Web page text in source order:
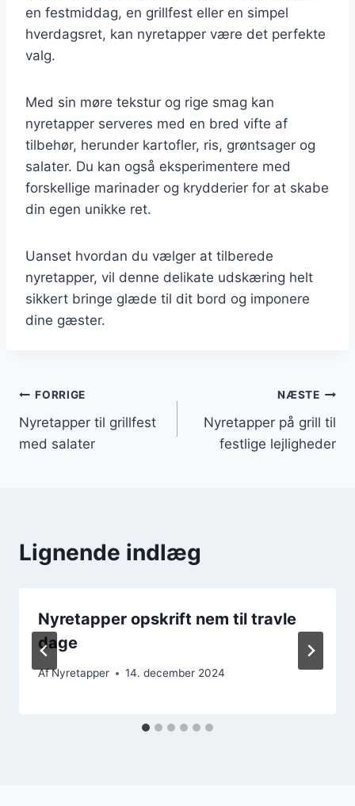
en festmiddag, en grillfest eller en simpel
hverdagsret, kan nyretapper være det perfekte
valg.
Med sin møre tekstur og rige smag kan
nyretapper serveres med en bred vifte af
tilbehør, herunder kartofler, ris, grøntsager og
salater. Du kan også eksperimentere med
forskellige marinader og krydderier for at skabe
din egen unikke ret.
Uanset hvordan du vælger at tilberede
nyretapper, vil denne delikate udskæring helt
sikkert bringe glæde til dit bord og imponere
dine gæster.
Indlægsnavigation
FORRIGE
Nyretapper til grillfest
med salater
NÆSTE
Nyretapper på grill til
festlige lejligheder
Lignende indlæg
Nyretapper opskrift nem til travle
dage
AfNyretapper 14. december 2024